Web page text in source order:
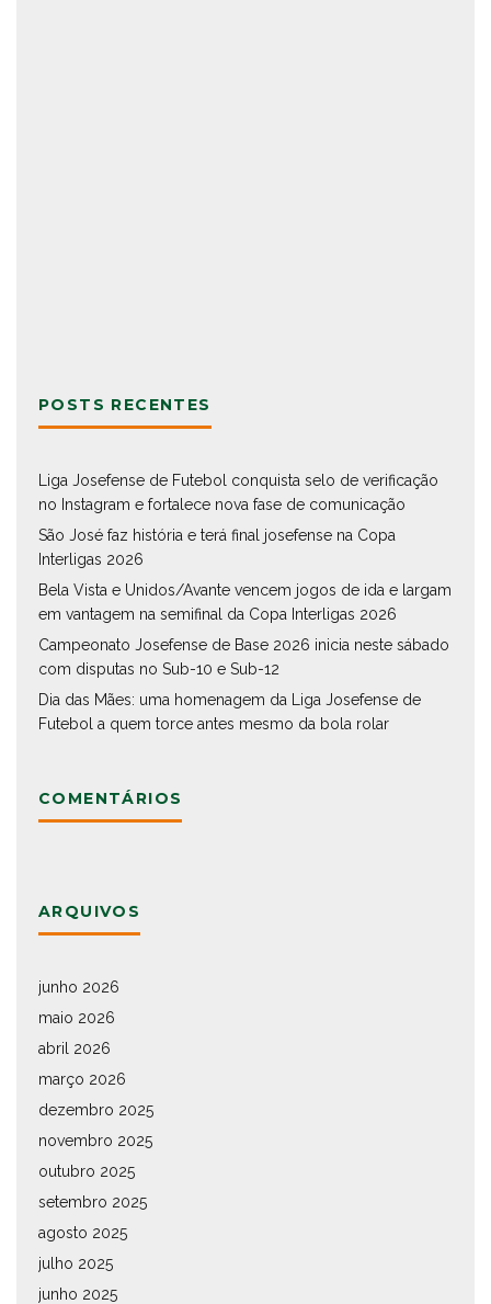
POSTS RECENTES
Liga Josefense de Futebol conquista selo de verificação
no Instagram e fortalece nova fase de comunicação
São José faz história e terá final josefense na Copa
Interligas 2026
Bela Vista e Unidos/Avante vencem jogos de ida e largam
em vantagem na semifinal da Copa Interligas 2026
Campeonato Josefense de Base 2026 inicia neste sábado
com disputas no Sub-10 e Sub-12
Dia das Mães: uma homenagem da Liga Josefense de
Futebol a quem torce antes mesmo da bola rolar
COMENTÁRIOS
ARQUIVOS
junho 2026
maio 2026
abril 2026
março 2026
dezembro 2025
novembro 2025
outubro 2025
setembro 2025
agosto 2025
julho 2025
junho 2025